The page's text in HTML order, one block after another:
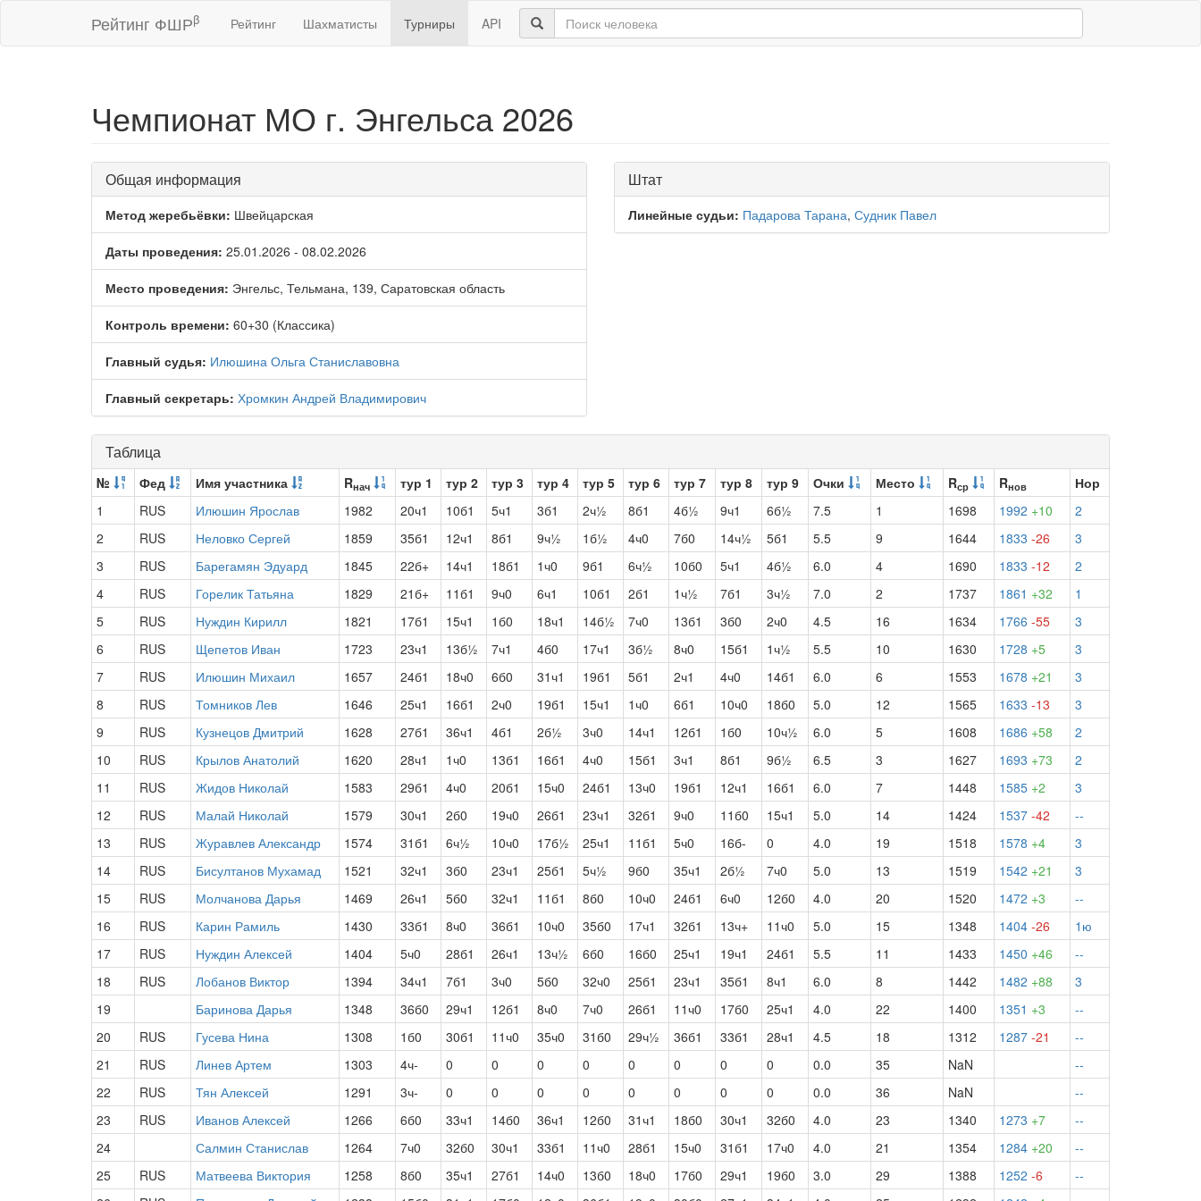
Рейтинг ФШРβ Рейтинг Шахматисты Турниры API
Чемпионат МО г. Энгельса 2026
Общая информация
Метод жеребьёвки: Швейцарская
Даты проведения: 25.01.2026 - 08.02.2026
Место проведения: Энгельс, Тельмана, 139, Саратовская область
Контроль времени: 60+30 (Классика)
Главный судья: Илюшина Ольга Станиславовна
Главный секретарь: Хромкин Андрей Владимирович
Штат
Линейные судьи: Падарова Тарана, Судник Павел
Таблица
№ Фед Имя участника Rнач тур 1 тур 2 тур 3 тур 4 тур 5 тур 6 тур 7 тур 8 тур 9 Очки Место Rср Rнов
Нор
1
RUS Илюшин Ярослав 1982 20ч1 10б1 5ч1 3б1 2ч½ 8б1 4б½ 9ч1 6б½ 7.5 1 1698 1992 +10
2
2
RUS Неловко Сергей 1859 35б1 12ч1 8б1 9ч½ 1б½ 4ч0 7б0 14ч½ 5б1 5.5 9 1644 1833 -26
3
3
RUS Барегамян Эдуард 1845 22б+ 14ч1 18б1 1ч0 9б1 6ч½ 10б0 5ч1 4б½ 6.0 4 1690 1833 -12
2
4
RUS Горелик Татьяна 1829 21б+ 11б1 9ч0 6ч1 10б1 2б1 1ч½ 7б1 3ч½ 7.0 2 1737 1861 +32
1
5
RUS Нуждин Кирилл 1821 17б1 15ч1 1б0 18ч1 14б½ 7ч0 13б1 3б0 2ч0 4.5 16 1634 1766 -55
3
6
RUS Щепетов Иван 1723 23ч1 13б½ 7ч1 4б0 17ч1 3б½ 8ч0 15б1 1ч½ 5.5 10 1630 1728 +5
3
7
RUS Илюшин Михаил 1657 24б1 18ч0 6б0 31ч1 19б1 5б1 2ч1 4ч0 14б1 6.0 6 1553 1678 +21
3
8
RUS Томников Лев 1646 25ч1 16б1 2ч0 19б1 15ч1 1ч0 6б1 10ч0 18б0 5.0 12 1565 1633 -13
3
9
RUS Кузнецов Дмитрий 1628 27б1 36ч1 4б1 2б½ 3ч0 14ч1 12б1 1б0 10ч½ 6.0 5 1608 1686 +58
2
10
RUS Крылов Анатолий 1620 28ч1 1ч0 13б1 16б1 4ч0 15б1 3ч1 8б1 9б½ 6.5 3 1627 1693 +73
2
11
RUS Жидов Николай 1583 29б1 4ч0 20б1 15ч0 24б1 13ч0 19б1 12ч1 16б1 6.0 7 1448 1585 +2
3
12
RUS Малай Николай 1579 30ч1 2б0 19ч0 26б1 23ч1 32б1 9ч0 11б0 15ч1 5.0 14 1424 1537 -42
--
13
RUS Журавлев Александр 1574 31б1 6ч½ 10ч0 17б½ 25ч1 11б1 5ч0 16б- 0 4.0 19 1518 1578 +4
3
14
RUS Бисултанов Мухамад 1521 32ч1 3б0 23ч1 25б1 5ч½ 9б0 35ч1 2б½ 7ч0 5.0 13 1519 1542 +21
3
15
RUS Молчанова Дарья 1469 26ч1 5б0 32ч1 11б1 8б0 10ч0 24б1 6ч0 12б0 4.0 20 1520 1472 +3
--
16
RUS Карин Рамиль 1430 33б1 8ч0 36б1 10ч0 35б0 17ч1 32б1 13ч+ 11ч0 5.0 15 1348 1404 -26
1ю
17
RUS Нуждин Алексей 1404 5ч0 28б1 26ч1 13ч½ 6б0 16б0 25ч1 19ч1 24б1 5.5 11 1433 1450 +46
--
18
RUS Лобанов Виктор 1394 34ч1 7б1 3ч0 5б0 32ч0 25б1 23ч1 35б1 8ч1 6.0 8 1442 1482 +88
3
19
Баринова Дарья 1348 36б0 29ч1 12б1 8ч0 7ч0 26б1 11ч0 17б0 25ч1 4.0 22 1400 1351 +3
--
20
RUS Гусева Нина 1308 1б0 30б1 11ч0 35ч0 31б0 29ч½ 36б1 33б1 28ч1 4.5 18 1312 1287 -21
--
21
RUS Линев Артем 1303 4ч- 0 0 0 0 0 0 0 0 0.0 35 NaN
--
22
RUS Тян Алексей 1291 3ч- 0 0 0 0 0 0 0 0 0.0 36 NaN
--
23
RUS Иванов Алексей 1266 6б0 33ч1 14б0 36ч1 12б0 31ч1 18б0 30ч1 32б0 4.0 23 1340 1273 +7
--
24
Салмин Станислав 1264 7ч0 32б0 30ч1 33б1 11ч0 28б1 15ч0 31б1 17ч0 4.0 21 1354 1284 +20
--
25
RUS Матвеева Виктория 1258 8б0 35ч1 27б1 14ч0 13б0 18ч0 17б0 29ч1 19б0 3.0 29 1388 1252 -6
--